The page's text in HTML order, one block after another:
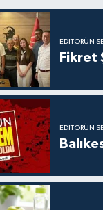
EDITÖRÜN
Fikret
EDITÖRÜN